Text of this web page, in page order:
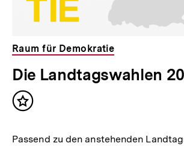
Raum für Demokratie
Die Landtagswahlen
Inhalt
Passend zu den anstehenden